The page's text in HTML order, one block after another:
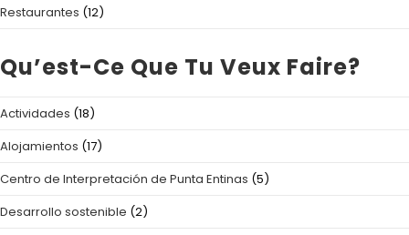
Restaurantes (12)
Qu’est-Ce Que Tu Veux Faire?
Actividades (18)
Alojamientos (17)
Centro de Interpretación de Punta Entinas (5)
Desarrollo sostenible (2)